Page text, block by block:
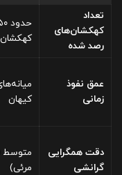
تعداد
کهکشان‌های
رصد شده
کهکشان
عمق نفوذ
زمانی
کیهان
دقت همگرایی
گرانشی
متوسط
مرئی)